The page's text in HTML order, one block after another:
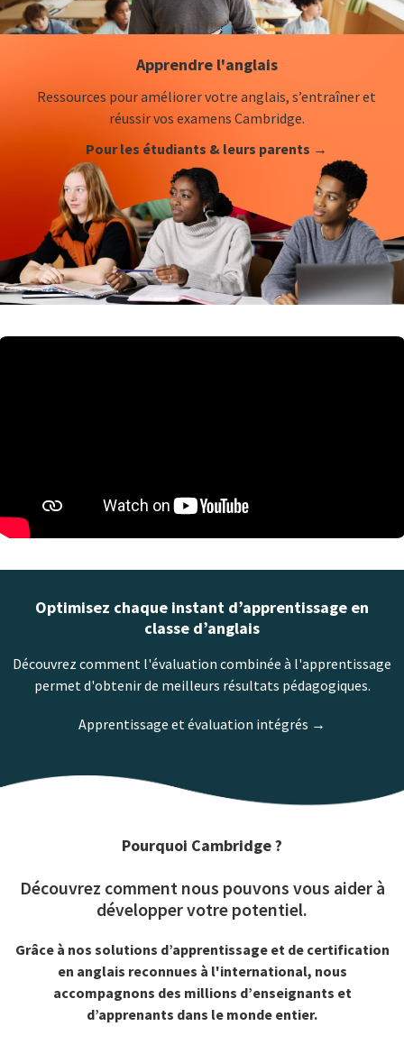
Apprendre l'anglais
Ressources pour améliorer votre anglais, s’entraîner et
réussir vos examens Cambridge.
Pour les étudiants & leurs parents →
Optimisez chaque instant d’apprentissage en
classe d’anglais
Découvrez comment l'évaluation combinée à l'apprentissage
permet d'obtenir de meilleurs résultats pédagogiques.
Apprentissage et évaluation intégrés →
Pourquoi Cambridge ?
Découvrez comment nous pouvons vous aider à
développer votre potentiel.
Grâce à nos solutions d’apprentissage et de certification
en anglais reconnues à l'international, nous
accompagnons des millions d’enseignants et
d’apprenants dans le monde entier.